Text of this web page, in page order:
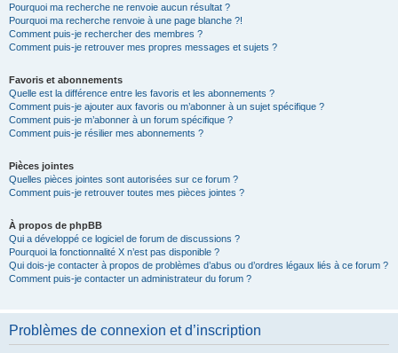
Pourquoi ma recherche ne renvoie aucun résultat ?
Pourquoi ma recherche renvoie à une page blanche ?!
Comment puis-je rechercher des membres ?
Comment puis-je retrouver mes propres messages et sujets ?
Favoris et abonnements
Quelle est la différence entre les favoris et les abonnements ?
Comment puis-je ajouter aux favoris ou m’abonner à un sujet spécifique ?
Comment puis-je m’abonner à un forum spécifique ?
Comment puis-je résilier mes abonnements ?
Pièces jointes
Quelles pièces jointes sont autorisées sur ce forum ?
Comment puis-je retrouver toutes mes pièces jointes ?
À propos de phpBB
Qui a développé ce logiciel de forum de discussions ?
Pourquoi la fonctionnalité X n’est pas disponible ?
Qui dois-je contacter à propos de problèmes d’abus ou d’ordres légaux liés à ce forum ?
Comment puis-je contacter un administrateur du forum ?
Problèmes de connexion et d’inscription